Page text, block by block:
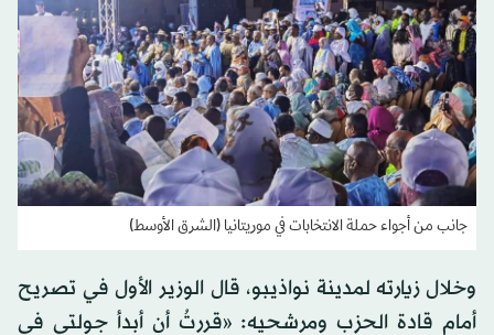
جانب من أجواء حملة الانتخابات في موريتانيا (الشرق الأوسط)
وخلال زيارته لمدينة نواذيبو، قال الوزير الأول في تصريح
أمام قادة الحزب ومرشحيه: «قررتُ أن أبدأ جولتي في